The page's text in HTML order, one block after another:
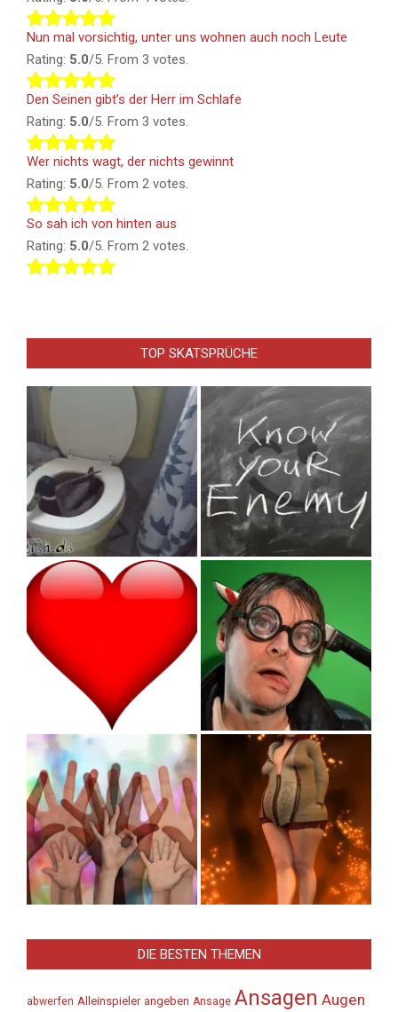
Nun mal vorsichtig, unter uns wohnen auch noch Leute
Rating: 5.0/5. From 3 votes.
Den Seinen gibt’s der Herr im Schlafe
Rating: 5.0/5. From 3 votes.
Wer nichts wagt, der nichts gewinnt
Rating: 5.0/5. From 2 votes.
So sah ich von hinten aus
Rating: 5.0/5. From 2 votes.
TOP SKATSPRÜCHE
DIE BESTEN THEMEN
abwerfen Alleinspieler angeben Ansage Ansagen Augen